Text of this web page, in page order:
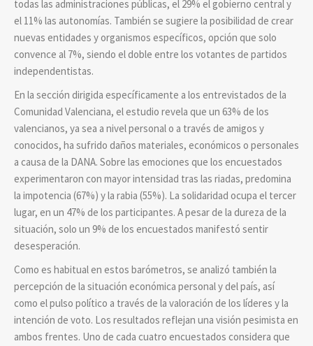
todas las administraciones públicas, el 29% el gobierno central y
el 11% las autonomías. También se sugiere la posibilidad de crear
nuevas entidades y organismos específicos, opción que solo
convence al 7%, siendo el doble entre los votantes de partidos
independentistas.
En la sección dirigida específicamente a los entrevistados de la
Comunidad Valenciana, el estudio revela que un 63% de los
valencianos, ya sea a nivel personal o a través de amigos y
conocidos, ha sufrido daños materiales, económicos o personales
a causa de la DANA. Sobre las emociones que los encuestados
experimentaron con mayor intensidad tras las riadas, predomina
la impotencia (67%) y la rabia (55%). La solidaridad ocupa el tercer
lugar, en un 47% de los participantes. A pesar de la dureza de la
situación, solo un 9% de los encuestados manifestó sentir
desesperación.
Como es habitual en estos barómetros, se analizó también la
percepción de la situación económica personal y del país, así
como el pulso político a través de la valoración de los líderes y la
intención de voto. Los resultados reflejan una visión pesimista en
ambos frentes. Uno de cada cuatro encuestados considera que